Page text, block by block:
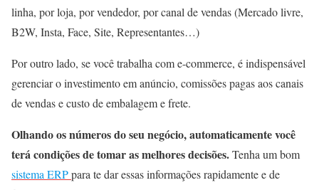
linha, por loja, por vendedor, por canal de vendas (Mercado livre,
B2W, Insta, Face, Site, Representantes…)
Por outro lado, se você trabalha com e-commerce, é indispensável
gerenciar o investimento em anúncio, comissões pagas aos canais
de vendas e custo de embalagem e frete.
Olhando os números do seu negócio, automaticamente você
terá condições de tomar as melhores decisões.Tenha um bom
sistema ERPpara te dar essas informações rapidamente e de